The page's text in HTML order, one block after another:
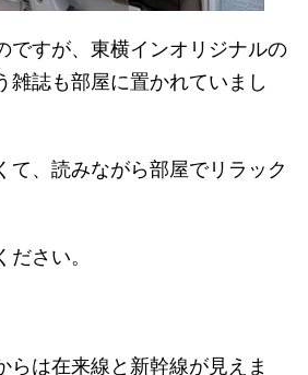
ですが、東横インオリジナルの
雑誌も部屋に置かれていまし
て、読みながら部屋でリラック
さい。
らは在来線と新幹線が見えま